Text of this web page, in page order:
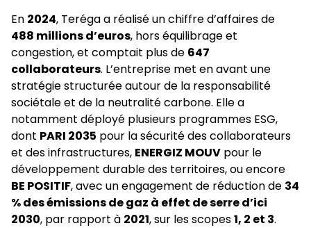
En 2024, Teréga a réalisé un chiffre d’affaires de
488 millions d’euros, hors équilibrage et
congestion, et comptait plus de 647
collaborateurs. L’entreprise met en avant une
stratégie structurée autour de la responsabilité
sociétale et de la neutralité carbone. Elle a
notamment déployé plusieurs programmes ESG,
dont PARI 2035 pour la sécurité des collaborateurs
et des infrastructures, ENERGIZ MOUV pour le
développement durable des territoires, ou encore
BE POSITIF, avec un engagement de réduction de 34
% des émissions de gaz à effet de serre d’ici
2030, par rapport à 2021, sur les scopes1, 2 et 3.